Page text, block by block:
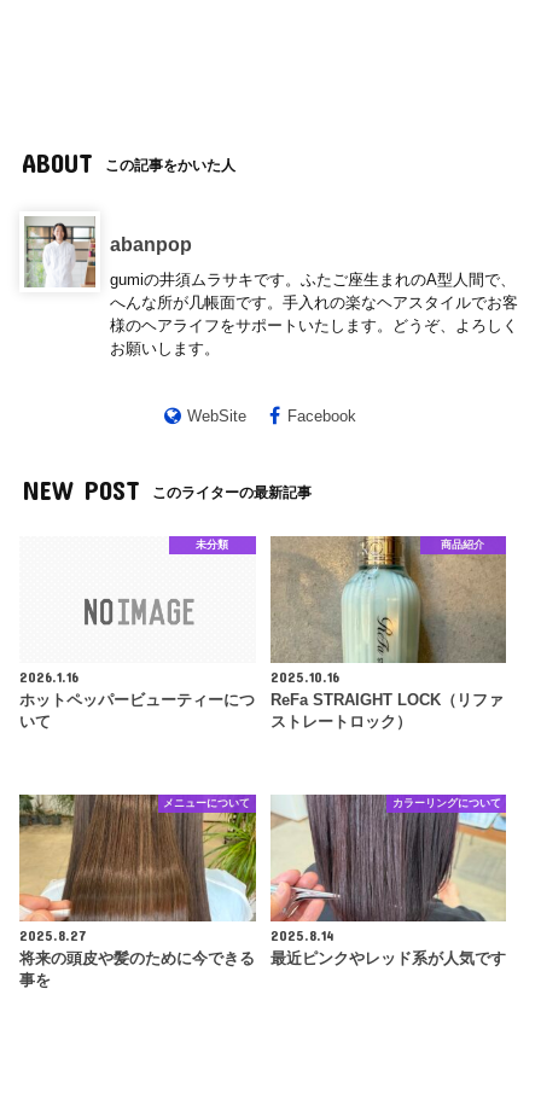
ABOUT この記事をかいた人
abanpop
gumiの井須ムラサキです。ふたご座生まれのA型人間で、
へんな所が几帳面です。手入れの楽なヘアスタイルでお客
様のヘアライフをサポートいたします。どうぞ、よろしく
お願いします。
WebSite Facebook
NEW POST このライターの最新記事
未分類
2026.1.16
ホットペッパービューティーにつ
いて
商品紹介
2025.10.16
ReFa STRAIGHT LOCK（リファ
ストレートロック）
メニューについて
2025.8.27
将来の頭皮や髪のために今できる
事を
カラーリングについて
2025.8.14
最近ピンクやレッド系が人気です